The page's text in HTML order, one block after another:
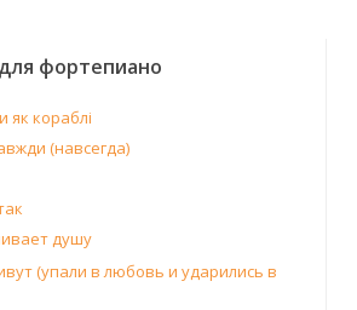
фортепиано
як кораблі
(навсегда)
душу
(упали в любовь и ударились в